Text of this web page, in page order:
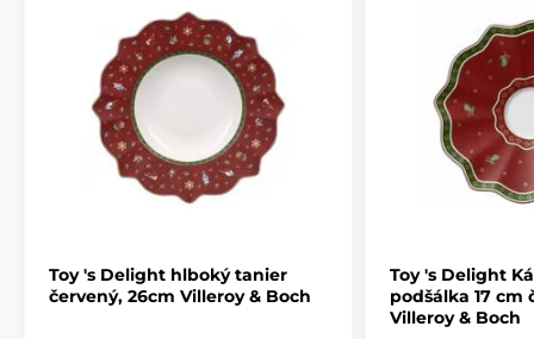
Toy 's Delight hlboký tanier
červený, 26cm Villeroy & Boch
Toy 's Delight
podšálka 17 cm
Villeroy & Boch